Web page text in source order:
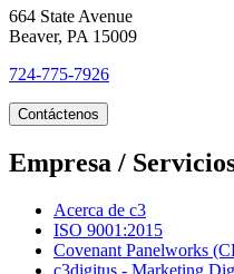
664 State Avenue
Beaver, PA 15009
724-775-7926
Contáctenos
Empresa /
Acerca de c3
ISO 9001:2015
Covenant Panelworks
c3digitus - Marketing